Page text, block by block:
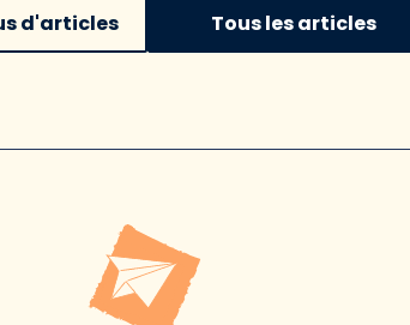
d'articles Tous les articles